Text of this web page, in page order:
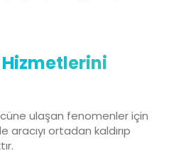
Hizmetlerini
ulaşan fenomenler için
ortadan kaldırıp